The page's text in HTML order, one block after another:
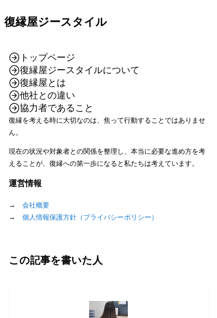
復縁屋ジースタイル
トップページ
復縁屋ジースタイルについて
復縁屋とは
他社との違い
協力者であること
復縁を考える時に大切なのは、焦って行動することではありませ
ん。
現在の状況や対象者との関係を整理し、本当に必要な進め方を考
えることが、復縁への第一歩になると私たちは考えています。
運営情報
→ 会社概要
→ 個人情報保護方針（プライバシーポリシー）
この記事を書いた人